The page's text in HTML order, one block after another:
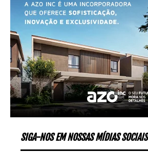
SIGA-NOS EM NOSSAS MÍDIAS SOCIAIS